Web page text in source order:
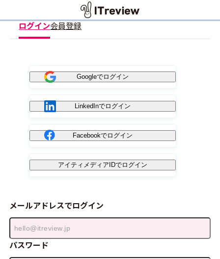
ログイン会員登録
Googleでログイン
LinkedInでログイン
Facebookでログイン
アイティメディアIDでログイン
メールアドレスでログイン
パスワード